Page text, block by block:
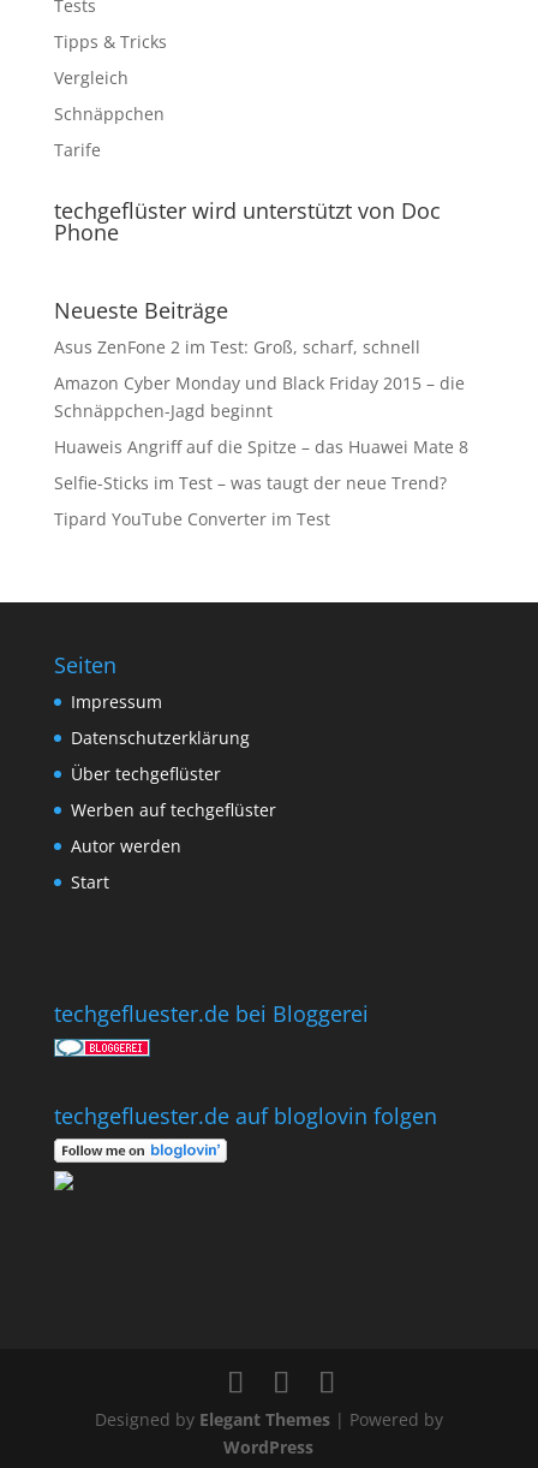
Tests
Tipps & Tricks
Vergleich
Schnäppchen
Tarife
techgeflüster wird unterstützt von Doc
Phone
Neueste Beiträge
Asus ZenFone 2 im Test: Groß, scharf, schnell
Amazon Cyber Monday und Black Friday 2015 – die
Schnäppchen-Jagd beginnt
Huaweis Angriff auf die Spitze – das Huawei Mate 8
Selfie-Sticks im Test – was taugt der neue Trend?
Tipard YouTube Converter im Test
Seiten
Impressum
Datenschutzerklärung
Über techgeflüster
Werben auf techgeflüster
Autor werden
Start
techgefluester.de bei Bloggerei
techgefluester.de auf bloglovin folgen
Designed by Elegant Themes| Powered by
WordPress